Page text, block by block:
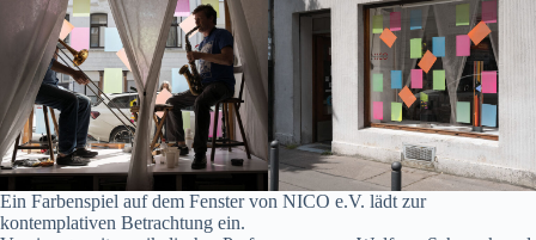
Ein Farbenspiel auf dem Fenster von NICO e.V. lädt zur
kontemplativen Betrachtung ein.